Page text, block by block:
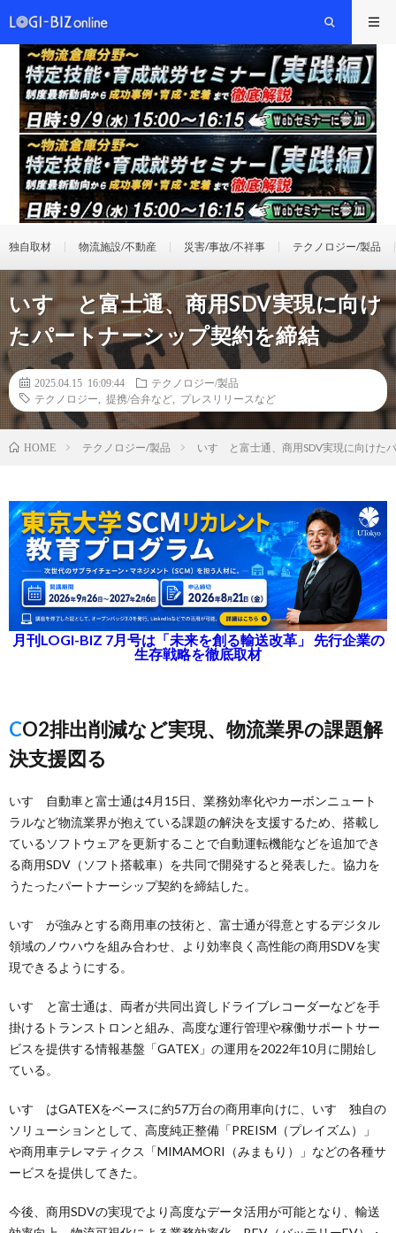
独自取材 物流施設/不動産 災害/事故/不祥事 テクノロジー/製品
いすゞと富士通、商用SDV実現に向け
たパートナーシップ契約を締結
2025.04.15 16:09:44
テクノロジー/製品
テクノロジー
提携/合弁など プレスリリースなど
HOME テクノロジー/製品 いすゞと富士通、商用SDV実現に向けた
月刊LOGI-BIZ 7月号は「未来を創る輸送改革」 先行企業の
生存戦略を徹底取材
CO2排出削減など実現、物流業界の課題解
決支援図る
いすゞ自動車と富士通は4月15日、業務効率化やカーボンニュート
ラルなど物流業界が抱えている課題の解決を支援するため、搭載し
ているソフトウェアを更新することで自動運転機能などを追加でき
る商用SDV（ソフト搭載車）を共同で開発すると発表した。協力を
うたったパートナーシップ契約を締結した。
いすゞが強みとする商用車の技術と、富士通が得意とするデジタル
領域のノウハウを組み合わせ、より効率良く高性能の商用SDVを実
現できるようにする。
いすゞと富士通は、両者が共同出資しドライブレコーダーなどを手
掛けるトランストロンと組み、高度な運行管理や稼働サポートサー
ビスを提供する情報基盤「GATEX」の運用を2022年10月に開始し
ている。
いすゞはGATEXをベースに約57万台の商用車向けに、いすゞ独自の
ソリューションとして、高度純正整備「PREISM（プレイズム）」
や商用車テレマティクス「MIMAMORI（みまもり）」などの各種サ
ービスを提供してきた。
今後、商用SDVの実現でより高度なデータ活用が可能となり、輸送